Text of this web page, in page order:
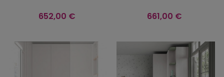
Precio
652,00 € Precio
661,00 €